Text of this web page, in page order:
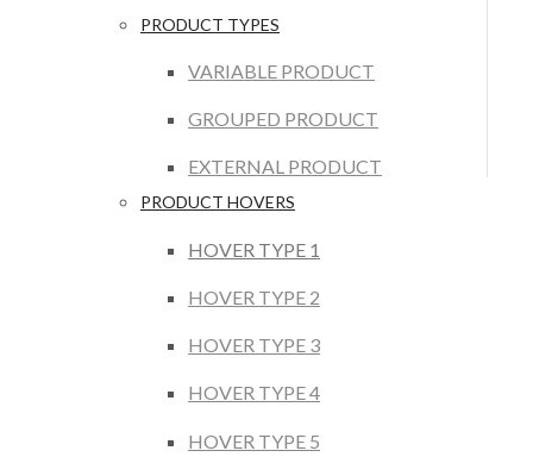
PRODUCT TYPES
VARIABLE PRODUCT
GROUPED PRODUCT
EXTERNAL PRODUCT
PRODUCT HOVERS
HOVER TYPE 1
HOVER TYPE 2
HOVER TYPE 3
HOVER TYPE 4
HOVER TYPE 5